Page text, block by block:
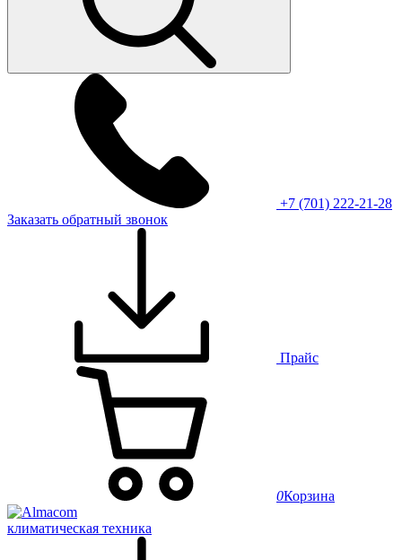
+7 (701) 222-21-28
Заказать обратный звонок
Прайс
0Корзина
климатическая техника